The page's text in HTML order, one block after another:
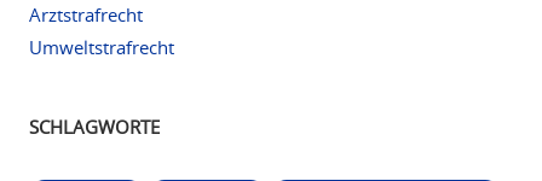
Arztstrafrecht
Umweltstrafrecht
SCHLAGWORTE